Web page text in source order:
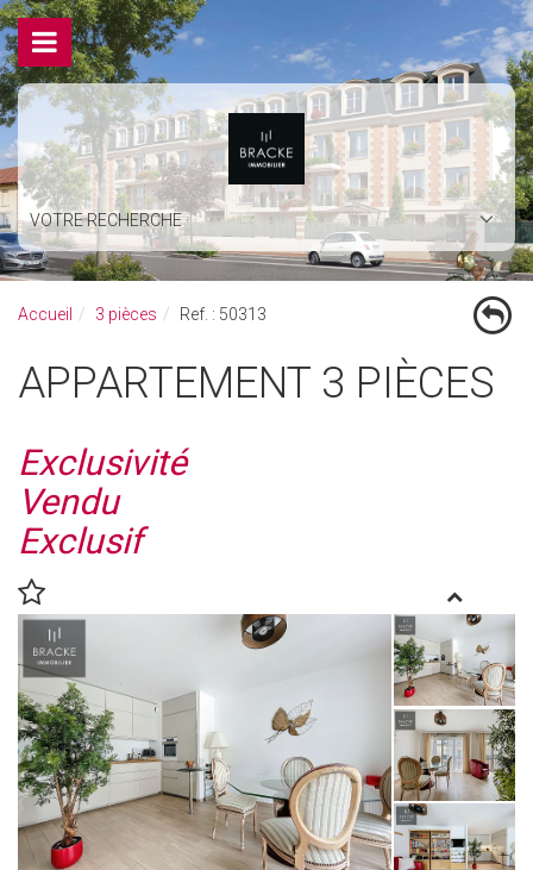
VOTRE RECHERCHE
Accueil 3 pièces Ref. : 50313
APPARTEMENT 3 PIÈCES
Exclusivité
Vendu
Exclusif